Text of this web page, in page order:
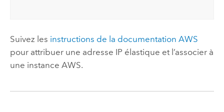
Suivez les instructions de la documentation AWS
pour attribuer une adresse IP élastique et l’associer à
une instance AWS.